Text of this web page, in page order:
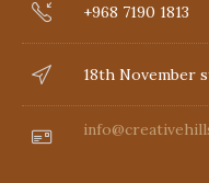
+968 7190 1813
18th November